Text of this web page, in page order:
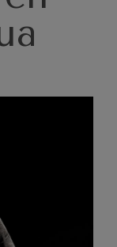
Los esclavos
83. Sinfonia
2. Sinfonia
6. Sinfonia